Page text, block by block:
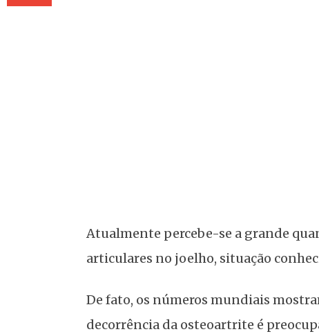
Atualmente percebe-se a grande
articulares no joelho, situação
De fato, os números mundiais
decorrência da osteoartrite é